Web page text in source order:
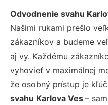
Odvodnenie svahu
Našimi rukami prešlo
zákazníkov a budeme
aj vy. Každému
vyhovieť v maximálnej
že osobný prístup je
svahu Karlova Ves –